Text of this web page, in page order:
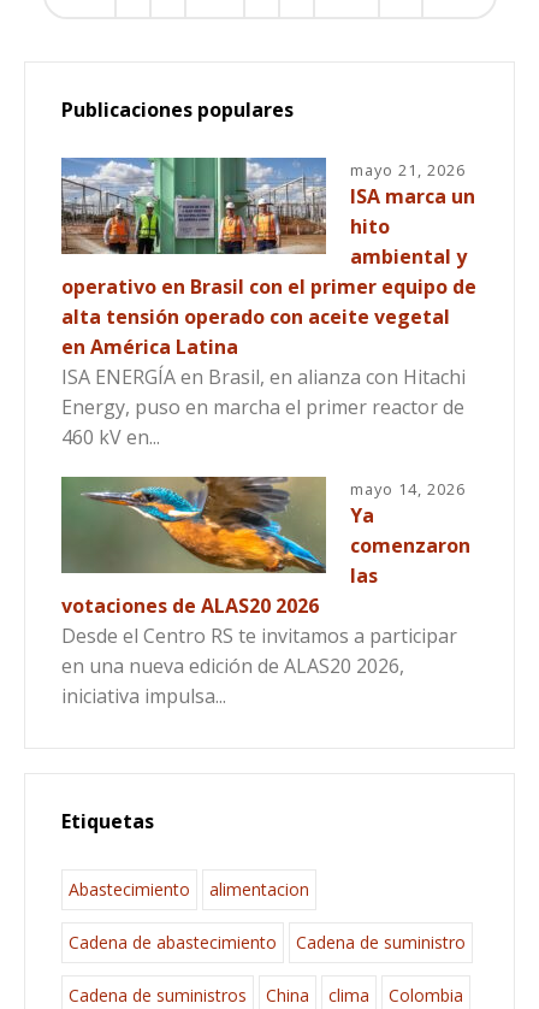
Publicaciones populares
mayo 21, 2026
ISA marca un
hito
ambiental y
operativo en Brasil con el primer equipo de
alta tensión operado con aceite vegetal
en América Latina
ISA ENERGÍA en Brasil, en alianza con Hitachi
Energy, puso en marcha el primer reactor de
460 kV en...
mayo 14, 2026
Ya
comenzaron
las
votaciones de ALAS20 2026
Desde el Centro RS te invitamos a participar
en una nueva edición de ALAS20 2026,
iniciativa impulsa...
Etiquetas
Abastecimiento alimentacion
Cadena de abastecimiento Cadena de suministro
Cadena de suministros China clima Colombia